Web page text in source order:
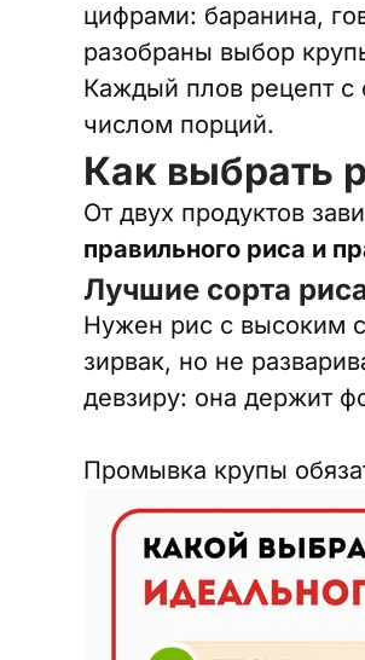
цифрами: баранина,
разобраны выбор
Каждый плов рецепт с
числом порций.
Как выбрать
От двух продуктов
правильного риса и
Лучшие сорта
Нужен рис с высоким
зирвак, но не
девзиру: она держит
Промывка крупы